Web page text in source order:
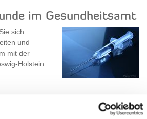
im Gesundheitsamt
sich
und
mit der
Holstein